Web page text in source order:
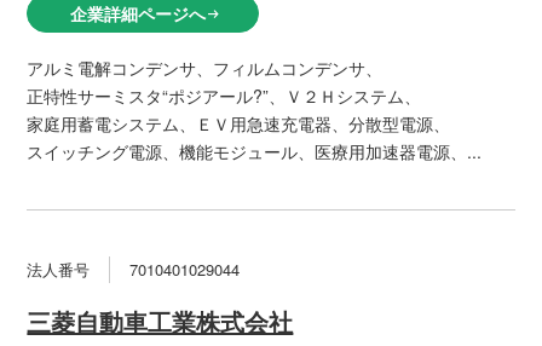
企業詳細ページへarrow_right_alt
アルミ電解コンデンサ、フィルムコンデンサ、
正特性サーミスタ“ポジアール?”、Ｖ２Ｈシステム、
家庭用蓄電システム、ＥＶ用急速充電器、分散型電源、
スイッチング電源、機能モジュール、医療用加速器電源、...
法人番号 7010401029044
三菱自動車工業株式会社